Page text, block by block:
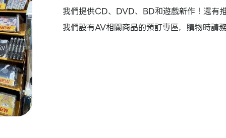
我們提供CD、DVD、BD和遊戲新作！還有
我們設有AV相關商品的預訂專區，購物時請